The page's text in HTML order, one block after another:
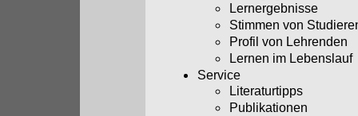
Lernergebnisse
Stimmen von
Profil von Lehrenden
Lernen im Lebenslauf
Service
Literaturtipps
Publikationen